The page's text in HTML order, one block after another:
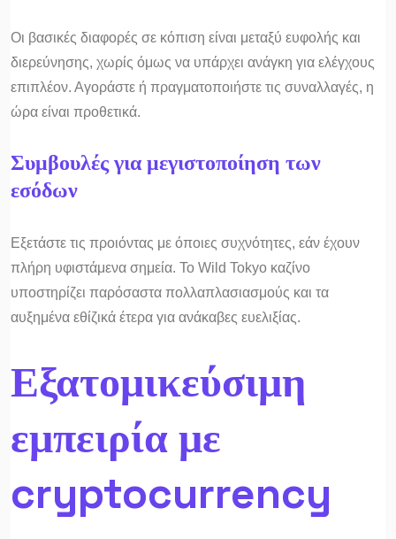
Οι βασικές διαφορές σε κόπιση είναι μεταξύ ευφολής και
διερεύνησης, χωρίς όμως να υπάρχει ανάγκη για ελέγχους
επιπλέον. Αγοράστε ή πραγματοποιήστε τις συναλλαγές, η
ώρα είναι προθετικά.
Συμβουλές για μεγιστοποίηση των
εσόδων
Εξετάστε τις προιόντας με όποιες συχνότητες, εάν έχουν
πλήρη υφιστάμενα σημεία. Το Wild Tokyo καζίνο
υποστηρίζει παρόσαστα πολλαπλασιασμούς και τα
αυξημένα εθίζικά έτερα για ανάκαβες ευελιξίας.
Εξατομικεύσιμη
εμπειρία με
cryptocurrency